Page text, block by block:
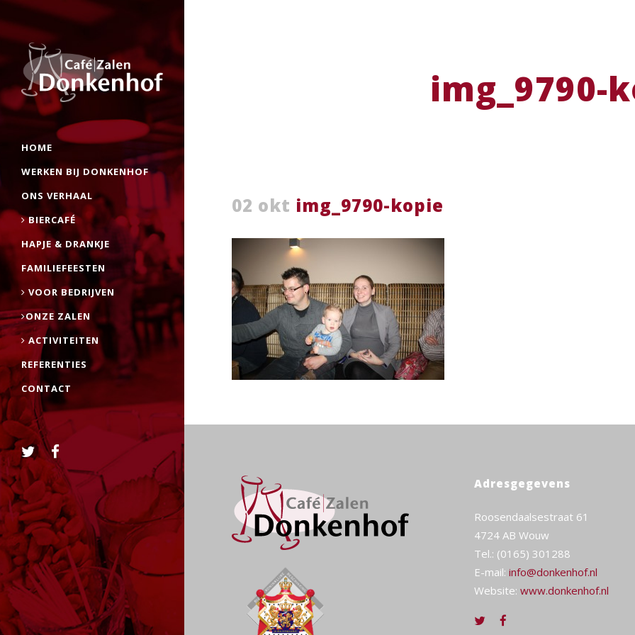
HOME
WERKEN BIJ DONKENHOF
ONS VERHAAL
BIERCAFÉ
HAPJE & DRANKJE
FAMILIEFEESTEN
VOOR BEDRIJVEN
ONZE ZALEN
ACTIVITEITEN
REFERENTIES
CONTACT
img_9790-
02 okt img_9790-kopie
Adresgegevens
Roosendaalsestraat 61
4724 AB Wouw
Tel.: (0165) 301288
E-mail: info@donkenhof.nl
Website: www.donkenhof.nl